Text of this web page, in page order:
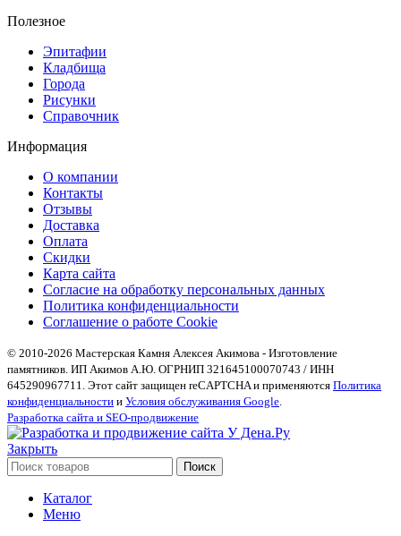
Полезное
Эпитафии
Кладбища
Города
Рисунки
Справочник
Информация
О компании
Контакты
Отзывы
Доставка
Оплата
Скидки
Карта сайта
Согласие на обработку персональных данных
Политика конфиденциальности
Соглашение о работе Cookie
© 2010-2026 Мастерская Камня Алексея Акимова - Изготовление
памятников. ИП Акимов А.Ю. ОГРНИП 321645100070743 / ИНН
645290967711. Этот сайт защищен reCAPTCHA и применяются Политика
конфиденциальности и Условия обслуживания Google.
Разработка сайта и SEO-продвижение
Закрыть
Поиск
Каталог
Меню